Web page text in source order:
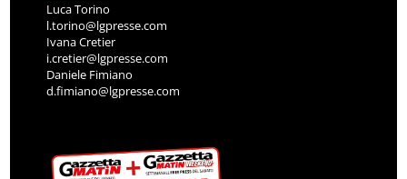
Luca Torino
l.torino@lgpresse.com
Ivana Cretier
i.cretier@lgpresse.com
Daniele Fimiano
d.fimiano@lgpresse.com